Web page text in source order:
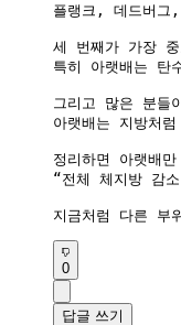
플랭크, 데드버그
세 번째가 가장 중
특히 아랫배는
그리고 많은 분들
아랫배는 지방처
정리하면 아랫배
“전체 체지방 감
지금처럼 다른 부
0
답글 쓰기